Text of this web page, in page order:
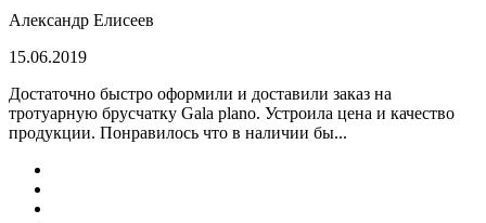
Александр Елисеев
15.06.2019
Достаточно быстро оформили и доставили заказ на
тротуарную брусчатку Gala plano. Устроила цена и качество
продукции. Понравилось что в наличии бы...